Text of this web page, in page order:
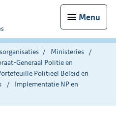
Menu
Ministeries
Generaal Politie en
Politieel Beleid en
Implementatie NP en